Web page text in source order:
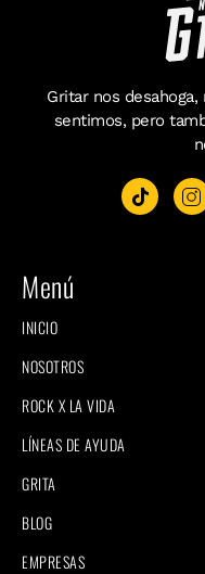
Gritar nos
sentimos, pero
Menú
INICIO
NOSOTROS
ROCK X LA VIDA
LÍNEAS DE AYUDA
GRITA
BLOG
EMPRESAS